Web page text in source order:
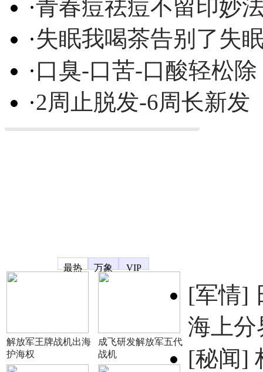
·青春痘祛痘不留印妙
·失眠我喝茶告别了失
·口臭-口苦-口酸轻松除
·2周止脱发-6周长新发
最热
万象 VIP
解放军王牌战机出海
护海权
成飞研发解放军五代
战机
[军情]
海上分
[秘闻]